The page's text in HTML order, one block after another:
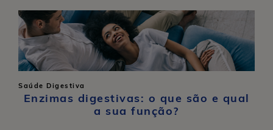
Saúde Digestiva
Enzimas digestivas: o que são e qual
a sua função?